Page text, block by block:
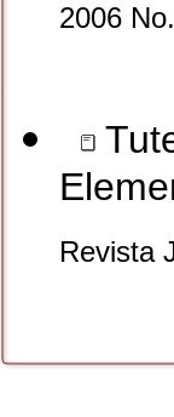
2006
Revista